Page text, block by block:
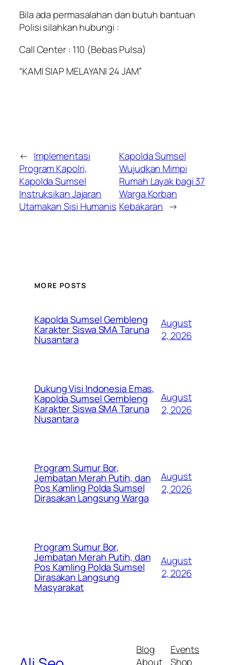
Bila ada permasalahan dan butuh bantuan
Polisi silahkan hubungi :
Call Center : 110 (Bebas Pulsa)
“KAMI SIAP MELAYANI 24 JAM”
← Implementasi
Program Kapolri,
Kapolda Sumsel
Instruksikan Jajaran
Utamakan Sisi Humanis
Kapolda Sumsel
Wujudkan Mimpi
Rumah Layak bagi 37
Warga Korban
Kebakaran →
MORE POSTS
Kapolda Sumsel Gembleng
Karakter Siswa SMA Taruna
Nusantara
August
2, 2026
Dukung Visi Indonesia Emas,
Kapolda Sumsel Gembleng
Karakter Siswa SMA Taruna
Nusantara
August
2, 2026
Program Sumur Bor,
Jembatan Merah Putih, dan
Pos Kamling Polda Sumsel
Dirasakan Langsung Warga
August
2, 2026
Program Sumur Bor,
Jembatan Merah Putih, dan
Pos Kamling Polda Sumsel
Dirasakan Langsung
Masyarakat
August
2, 2026
Blog
About
Events
Shop